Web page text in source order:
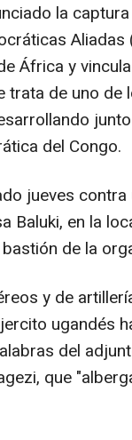
la
África y
trata de uno
del Congo.
jueves
Baluki, en la
de la
y de
ugandés
del
que